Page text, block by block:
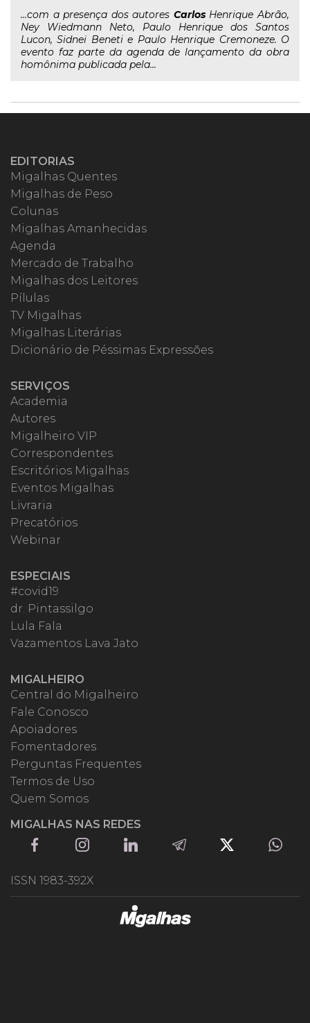
...com a presença dos autores CarlosHenrique Abrão,
Ney Wiedmann Neto, Paulo Henrique dos Santos
Lucon, Sidnei Beneti e Paulo Henrique Cremoneze. O
evento faz parte da agenda de lançamento da obra
homônima publicada pela...
EDITORIAS
Migalhas Quentes
Migalhas de Peso
Colunas
Migalhas Amanhecidas
Agenda
Mercado de Trabalho
Migalhas dos Leitores
Pílulas
TV Migalhas
Migalhas Literárias
Dicionário de Péssimas Expressões
SERVIÇOS
Academia
Autores
Migalheiro VIP
Correspondentes
Escritórios Migalhas
Eventos Migalhas
Livraria
Precatórios
Webinar
ESPECIAIS
#covid19
dr. Pintassilgo
Lula Fala
Vazamentos Lava Jato
MIGALHEIRO
Central do Migalheiro
Fale Conosco
Apoiadores
Fomentadores
Perguntas Frequentes
Termos de Uso
Quem Somos
MIGALHAS NAS REDES
ISSN 1983-392X